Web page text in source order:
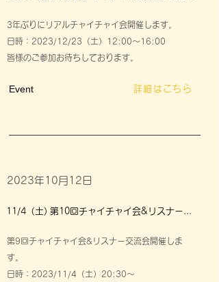
3年ぶりにリアルチャイチャイ会開催します。
日時：2023/12/23（土）12:00～16:00
皆様のご参加お待ちしております。
Event 詳細はこちら
2023年10月12日
11/4（土) 第10回チャイチャイ会&リスナー交流会開催します
第9回チャイチャイ会&リスナー交流会開催しま
す。
日時：2023/11/4（土）20:30～